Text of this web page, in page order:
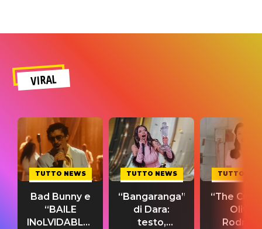
VIRAL
TUTTO NEWS
Bad Bunny e
“BAILE
INoLVIDABLE”:
TUTTO NEWS
“Bangaranga”
di Dara:
testo,
TUTTO
“The
Olivia